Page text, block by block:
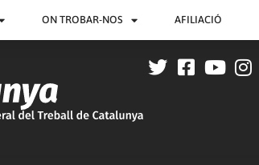
ON TROBAR-NOS AFILIACIÓ